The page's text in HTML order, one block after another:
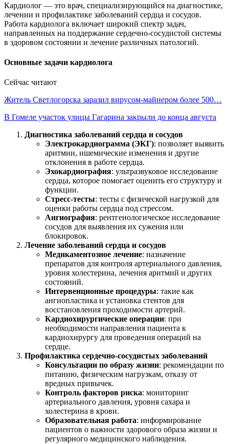
Кардиолог — это врач, специализирующийся на диагностике,
лечении и профилактике заболеваний сердца и сосудов.
Работа кардиолога включает широкий спектр задач,
направленных на поддержание сердечно-сосудистой системы
в здоровом состоянии и лечение различных патологий.
Основные задачи кардиолога
Сейчас читают
Житель Светлогорска заразил вирусом-майнером более 500…
В Гомеле участок улицы Гагарина закрыли до конца августа
Диагностика заболеваний сердца и сосудов
Электрокардиограмма (ЭКГ): позволяет выявить
аритмии, ишемические изменения и другие
отклонения в работе сердца.
Эхокардиография: ультразвуковое исследование
сердца, которое помогает оценить его структуру и
функции.
Стресс-тесты: тесты с физической нагрузкой для
оценки работы сердца под стрессом.
Ангиография: рентгенологическое исследование
сосудов для выявления их сужения или
блокировок.
Лечение заболеваний сердца и сосудов
Медикаментозное лечение: назначение
препаратов для контроля артериального давления,
уровня холестерина, лечения аритмий и других
состояний.
Интервенционные процедуры: такие как
ангиопластика и установка стентов для
восстановления проходимости артерий.
Кардиохирургические операции: при
необходимости направления пациента к
кардиохирургу для проведения операций на
сердце.
Профилактика сердечно-сосудистых заболеваний
Консультации по образу жизни: рекомендации по
питанию, физическим нагрузкам, отказу от
вредных привычек.
Контроль факторов риска: мониторинг
артериального давления, уровня сахара и
холестерина в крови.
Образовательная работа: информирование
пациентов о важности здорового образа жизни и
регулярного медицинского наблюдения.